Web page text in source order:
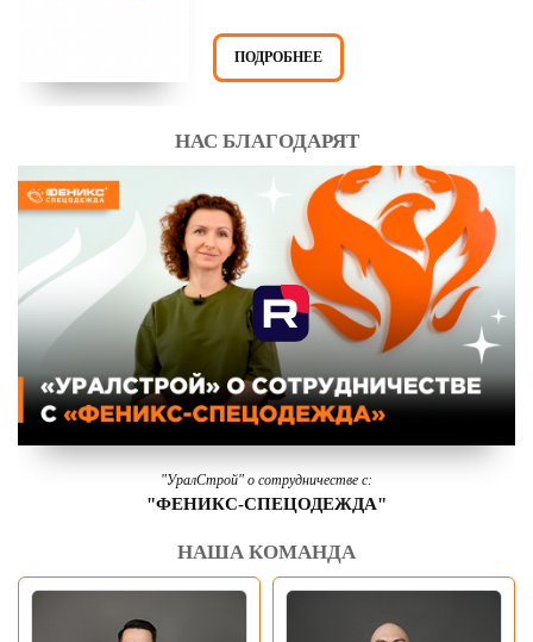
ПОДРОБНЕЕ
НАС БЛАГОДАРЯТ
"УралСтрой" о сотрудничестве с:
"ФЕНИКС-СПЕЦОДЕЖДА"
НАША КОМАНДА